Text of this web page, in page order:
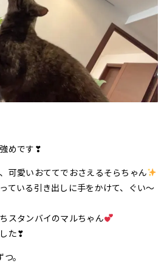
めです❣
可愛いおててでおさえるそらちゃん
ている引き出しに手をかけて、ぐい～
スタンバイのマルちゃん
た❣
。